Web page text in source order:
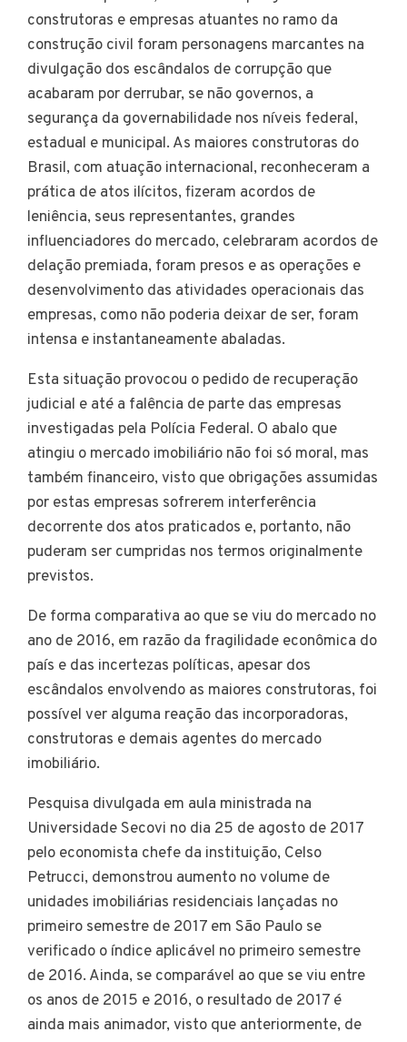
construtoras e empresas atuantes no ramo da
construção civil foram personagens marcantes na
divulgação dos escândalos de corrupção que
acabaram por derrubar, se não governos, a
segurança da governabilidade nos níveis federal,
estadual e municipal. As maiores construtoras do
Brasil, com atuação internacional, reconheceram a
prática de atos ilícitos, fizeram acordos de
leniência, seus representantes, grandes
influenciadores do mercado, celebraram acordos de
delação premiada, foram presos e as operações e
desenvolvimento das atividades operacionais das
empresas, como não poderia deixar de ser, foram
intensa e instantaneamente abaladas.
Esta situação provocou o pedido de recuperação
judicial e até a falência de parte das empresas
investigadas pela Polícia Federal. O abalo que
atingiu o mercado imobiliário não foi só moral, mas
também financeiro, visto que obrigações assumidas
por estas empresas sofrerem interferência
decorrente dos atos praticados e, portanto, não
puderam ser cumpridas nos termos originalmente
previstos.
De forma comparativa ao que se viu do mercado no
ano de 2016, em razão da fragilidade econômica do
país e das incertezas políticas, apesar dos
escândalos envolvendo as maiores construtoras, foi
possível ver alguma reação das incorporadoras,
construtoras e demais agentes do mercado
imobiliário.
Pesquisa divulgada em aula ministrada na
Universidade Secovi no dia 25 de agosto de 2017
pelo economista chefe da instituição, Celso
Petrucci, demonstrou aumento no volume de
unidades imobiliárias residenciais lançadas no
primeiro semestre de 2017 em São Paulo se
verificado o índice aplicável no primeiro semestre
de 2016. Ainda, se comparável ao que se viu entre
os anos de 2015 e 2016, o resultado de 2017 é
ainda mais animador, visto que anteriormente, de